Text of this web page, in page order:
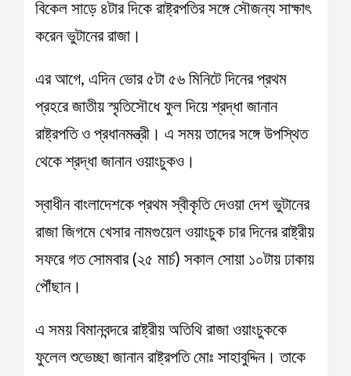
বিকেল সাড়ে ৪টার দিকে রাষ্ট্রপতির সঙ্গে সৌজন্য সাক্ষাৎ
করেন ভুটানের রাজা।
এর আগে, এদিন ভোর ৫টা ৫৬ মিনিটে দিনের প্রথম
প্রহরে জাতীয় স্মৃতিসৌধে ফুল দিয়ে শ্রদ্ধা জানান
রাষ্ট্রপতি ও প্রধানমন্ত্রী। এ সময় তাদের সঙ্গে উপস্থিত
থেকে শ্রদ্ধা জানান ওয়াংচুকও।
স্বাধীন বাংলাদেশকে প্রথম স্বীকৃতি দেওয়া দেশ ভুটানের
রাজা জিগমে খেসার নামগুয়েল ওয়াংচুক চার দিনের রাষ্ট্রীয়
সফরে গত সোমবার (২৫ মার্চ) সকাল সোয়া ১০টায় ঢাকায়
পৌঁছান।
এ সময় বিমানবন্দরে রাষ্ট্রীয় অতিথি রাজা ওয়াংচুককে
ফুলেল শুভেচ্ছা জানান রাষ্ট্রপতি মোঃ সাহাবুদ্দিন। তাকে